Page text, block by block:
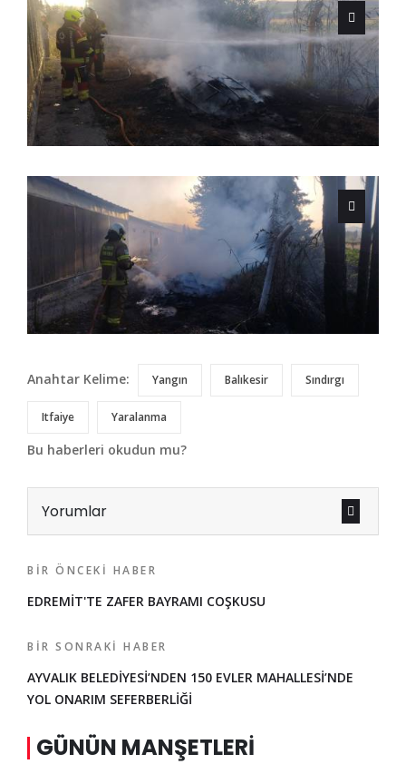
Anahtar Kelime: Yangın Balıkesir Sındırgı
Itfaiye Yaralanma
Bu haberleri okudun mu?
Yorumlar
BIR ÖNCEKI HABER
EDREMİT'TE ZAFER BAYRAMI COŞKUSU
BIR SONRAKI HABER
AYVALIK BELEDİYESİ’NDEN 150 EVLER MAHALLESİ’NDE
YOL ONARIM SEFERBERLİĞİ
GÜNÜN MANŞETLERI